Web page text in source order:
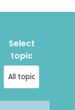
Select
topic